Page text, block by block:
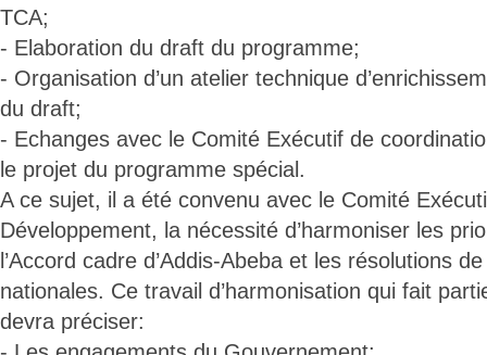
TCA;
- Elaboration du draft du programme;
- Organisation d’un atelier technique
du draft;
- Echanges avec le Comité Exécutif de
le projet du programme spécial.
A ce sujet, il a été convenu avec le Comité
Développement, la nécessité d’harmoniser les
l’Accord cadre d’Addis-Abeba et les résolutions
nationales. Ce travail d’harmonisation qui fait
devra préciser: